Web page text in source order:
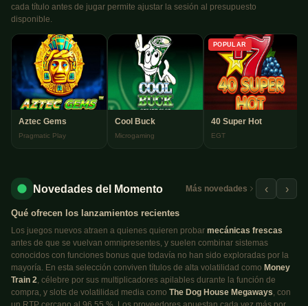
cada título antes de jugar permite ajustar la sesión al presupuesto
disponible.
Aztec Gems
Pragmatic Play
Cool Buck
Microgaming
POPULAR
40 Super Hot
EGT
Novedades del Momento Más novedades ‹ ›
Qué ofrecen los lanzamientos recientes
Los juegos nuevos atraen a quienes quieren probar mecánicas frescas
antes de que se vuelvan omnipresentes, y suelen combinar sistemas
conocidos con funciones bonus que todavía no han sido exploradas por la
mayoría. En esta selección conviven títulos de alta volatilidad como Money
Train 2, célebre por sus multiplicadores apilables durante la función de
compra, y slots de volatilidad media como The Dog House Megaways, con